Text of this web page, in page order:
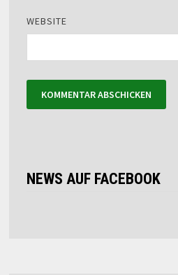
WEBSITE
NEWS AUF FACEBOOK